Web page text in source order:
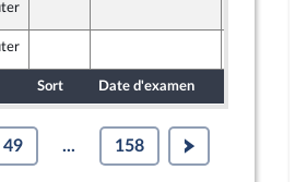
Front Populaire
Sort Date d'examen
49 ... 158